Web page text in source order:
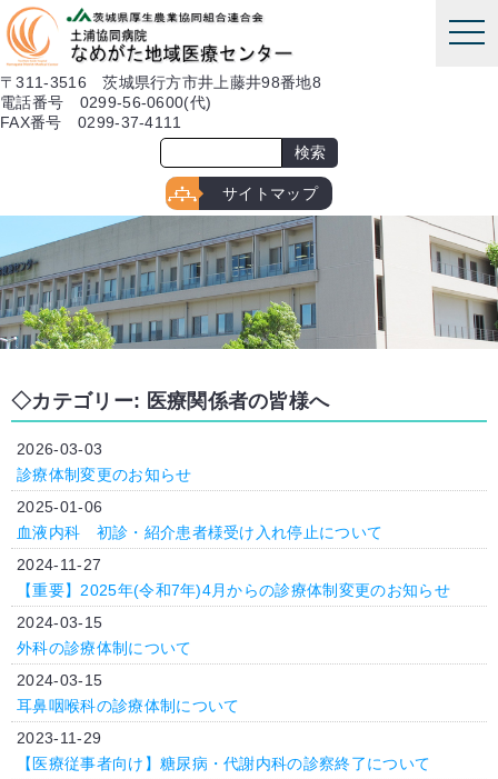
本文へ
〒311-3516 茨城県行方市井上藤井98番地8
電話番号 0299-56-0600(代)
FAX番号 0299-37-4111
サイトマップ
カテゴリー: 医療関係者の皆様へ
2026-03-03
診療体制変更のお知らせ
2025-01-06
血液内科 初診・紹介患者様受け入れ停止について
2024-11-27
【重要】2025年(令和7年)4月からの診療体制変更のお知らせ
2024-03-15
外科の診療体制について
2024-03-15
耳鼻咽喉科の診療体制について
2023-11-29
【医療従事者向け】糖尿病・代謝内科の診察終了について